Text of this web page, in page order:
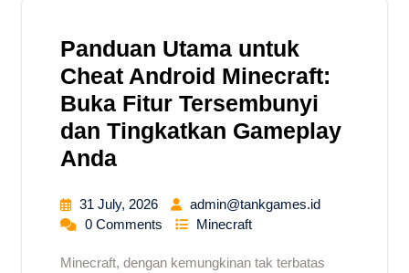
Panduan Utama untuk
Cheat Android Minecraft:
Buka Fitur Tersembunyi
dan Tingkatkan Gameplay
Anda
31 July, 2026
admin@tankgames.id
0 Comments
Minecraft
Minecraft, dengan kemungkinan tak terbatas